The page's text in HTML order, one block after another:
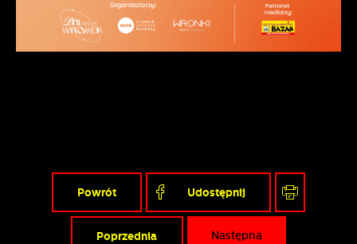
Powrót Udostępnij
Poprzednia Następna